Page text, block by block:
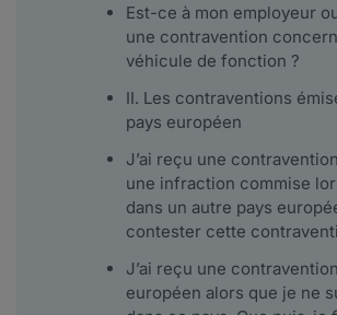
Est-ce à mon employeur
une contravention
véhicule de fonction ?
II. Les contraventions
pays européen
J’ai reçu une
une infraction commise
dans un autre pays
contester cette
J’ai reçu une
européen alors que je ne